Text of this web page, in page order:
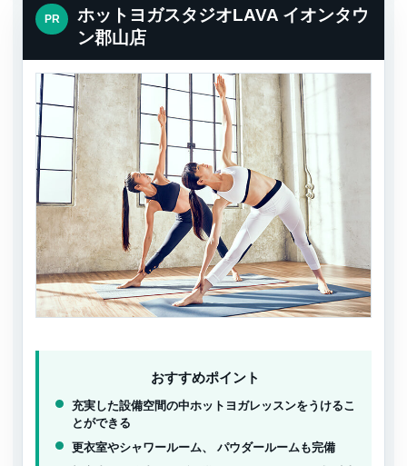
PR
ホットヨガスタジオLAVA イオンタウ
ン郡山店
おすすめポイント
充実した設備空間の中ホットヨガレッスンをうけるこ
とができる
更衣室やシャワールーム、 パウダールームも完備